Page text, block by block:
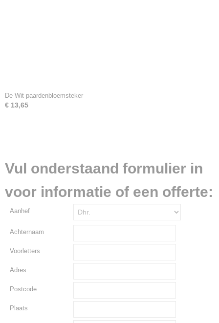
De Wit paardenbloemsteker
€ 13,65
Vul onderstaand formulier in
voor informatie of een offerte:
Aanhef
Achternaam
Voorletters
Adres
Postcode
Plaats